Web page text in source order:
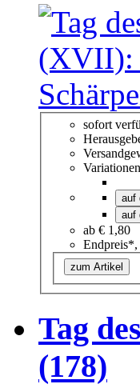
sofort
auf
auf
ab € 1,80
Endpreis*,
zum Artikel
Tag
(178)